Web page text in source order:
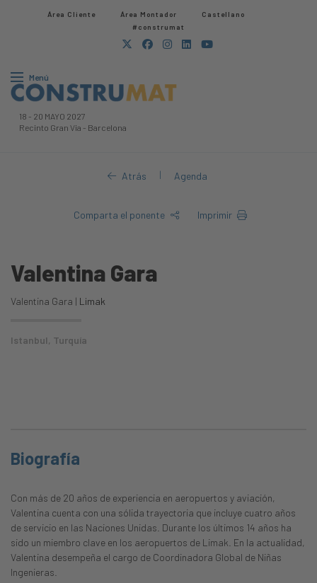
Área Cliente Área Montador
Castellano
#construmat
Menú
18 - 20 MAYO 2027
Recinto Gran Via - Barcelona
Atrás | Agenda
Comparta el ponente Imprimir
Valentina Gara
Valentina Gara | Limak
Istanbul, Turquía
Biografía
Con más de 20 años de experiencia en aeropuertos y aviación,
Valentina cuenta con una sólida trayectoria que incluye cuatro años
de servicio en las Naciones Unidas. Durante los últimos 14 años ha
sido un miembro clave en los aeropuertos de Limak. En la actualidad,
Valentina desempeña el cargo de Coordinadora Global de Niñas
Ingenieras.